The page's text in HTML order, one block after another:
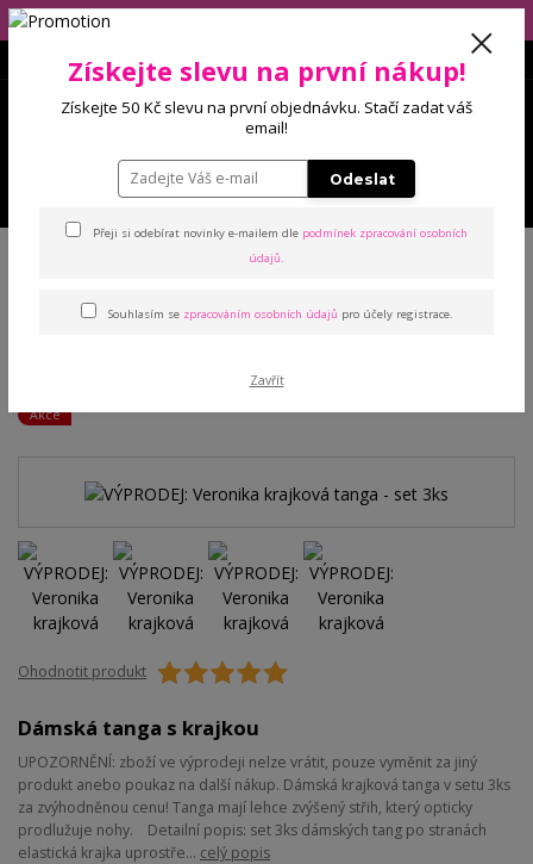
Eshop má dovolenou (10.-14.8), balíčky budeme odesílat 17.8.2026!
Kalhotky VÝPRODEJ: Veronika krajková tanga - set 3ks
VÝPRODEJ: Veronika
krajková tanga - set 3ks
Akce
Ohodnotit produkt
Dámská tanga s krajkou
UPOZORNĚNÍ: zboží ve výprodeji nelze vrátit, pouze vyměnit za jiný
produkt anebo poukaz na další nákup. Dámská krajková tanga v setu 3ks
za zvýhodněnou cenu! Tanga mají lehce zvýšený střih, který opticky
prodlužuje nohy. Detailní popis: set 3ks dámských tang po stranách
elastická krajka uprostře... celý popis
Získejte slevu na první nákup!
Získejte 50 Kč slevu na první objednávku. Stačí zadat váš
email!
Odeslat
Přeji si odebírat novinky e-mailem dle podmínek zpracování osobních
údajů.
Souhlasím se zpracováním osobních údajů pro účely registrace.
Zavřít